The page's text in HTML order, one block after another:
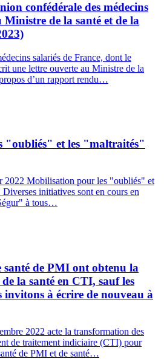
confédérale des médecins
Ministre de la santé et de la
salariés de France, dont le
une lettre ouverte au Ministre de la
d’un rapport rendu…
"oubliés" et les "maltraités"
2022 Mobilisation pour les "oubliés" et
initiatives sont en cours en
à tous…
santé de PMI ont obtenu la
la santé en CTI, sauf les
invitons à écrire de nouveau à
2022 acte la transformation des
de traitement indiciaire (CTI) pour
de PMI et de santé…